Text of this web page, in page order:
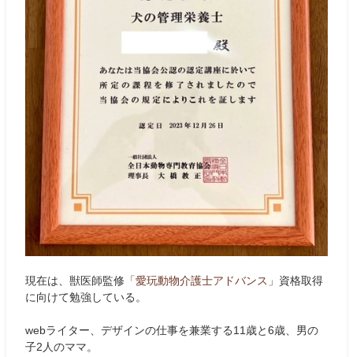
現在は、獣医師監修 「愛玩動物介護士アドバンス」 資格取得
に向けて勉強している。
webライター、デザインの仕事を兼業する11歳と6歳、男の
子2人のママ。